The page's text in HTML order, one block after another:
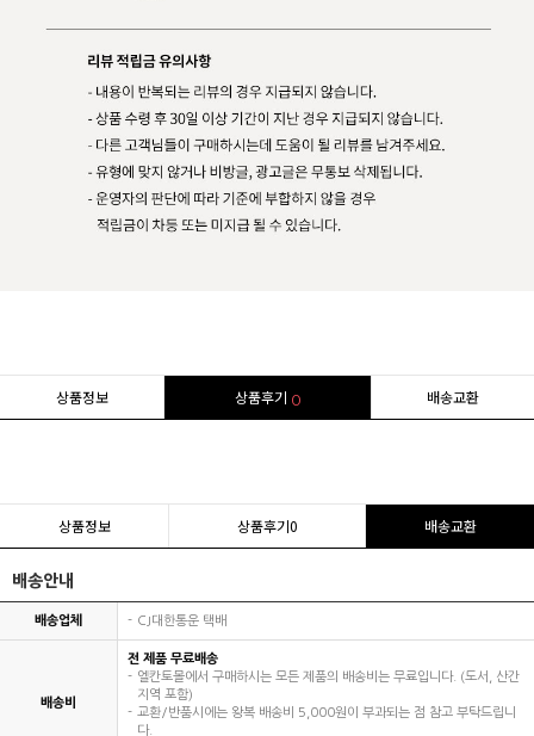
상품정보 상품후기 0 배송교환
상품정보 상품후기0 배송교환
배송안내
배송업체 CJ대한통운 택배
배송비
전 제품 무료배송
엘칸토몰에서 구매하시는 모든 제품의 배송비는 무료입니다. (도서, 산간
지역 포함)
교환/반품시에는 왕복 배송비 5,000원이 부과되는 점 참고 부탁드립니
다.